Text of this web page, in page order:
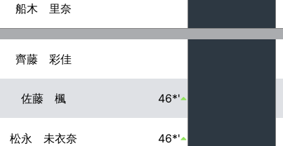
船木 里奈
齊藤 彩佳
佐藤 楓 46*'
松永 未衣奈 46*'